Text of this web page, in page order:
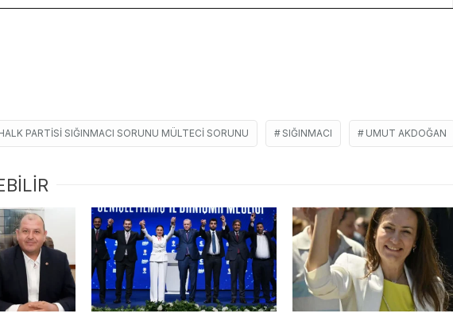
PARTISI SIĞINMACI SORUNU MÜLTECI SORUNU SIĞINMACI UMUT AKDOĞAN